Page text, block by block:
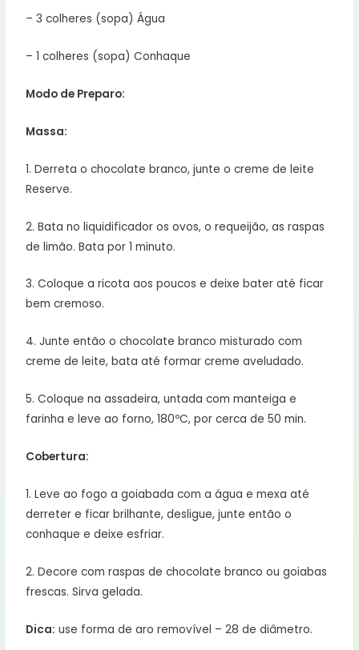
– 3 colheres (sopa) Água
– 1 colheres (sopa) Conhaque
Modo de Preparo:
Massa:
1. Derreta o chocolate branco, junte o creme de leite
Reserve.
2. Bata no liquidificador os ovos, o requeijão, as raspas
de limão. Bata por 1 minuto.
3. Coloque a ricota aos poucos e deixe bater até ficar
bem cremoso.
4. Junte então o chocolate branco misturado com
creme de leite, bata até formar creme aveludado.
5. Coloque na assadeira, untada com manteiga e
farinha e leve ao forno, 180ºC, por cerca de 50 min.
Cobertura:
1. Leve ao fogo a goiabada com a água e mexa até
derreter e ficar brilhante, desligue, junte então o
conhaque e deixe esfriar.
2. Decore com raspas de chocolate branco ou goiabas
frescas. Sirva gelada.
Dica: use forma de aro removível – 28 de diâmetro.